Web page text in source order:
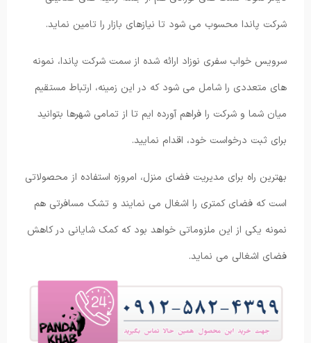
شرکت پاندا محسوب می شود تا نیازهای بازار را تامین نماید.
سرویس خواب سفری نوزاد ارائه شده از سمت شرکت پاندا، نمونه
های متعددی را شامل می شود که در این زمینه، ارتباط مستقیم
میان شما و شرکت را فراهم آورده ایم تا از تمامی شهرها بتوانید
برای ثبت درخواست خود، اقدام نمایید.
بهترین راه برای مدیریت فضای منزل، امروزه استفاده از محصولاتی
است که فضای کمتری را اشغال می نمایند و تشک مسافرتی هم
نمونه یکی از این ملزوماتی خواهد بود که کمک شایانی در کاهش
فضای اشغالی می نماید.